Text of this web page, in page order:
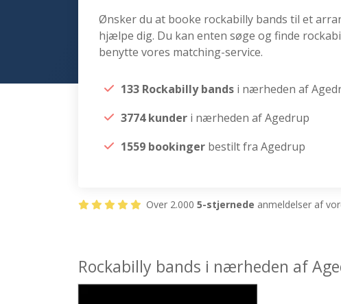
Ønsker du at booke rockabilly bands til et
hjælpe dig. Du kan enten søge og finde
benytte vores matching-service.
133 Rockabilly bands i nærheden af
3774 kunder i nærheden af Agedrup
1559 bookinger bestilt fra Agedrup
Over 2.000 5-stjernede anmeldelser af
Rockabilly bands i nærheden af